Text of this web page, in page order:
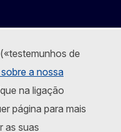
de
a nossa
na ligação
página para mais
as suas